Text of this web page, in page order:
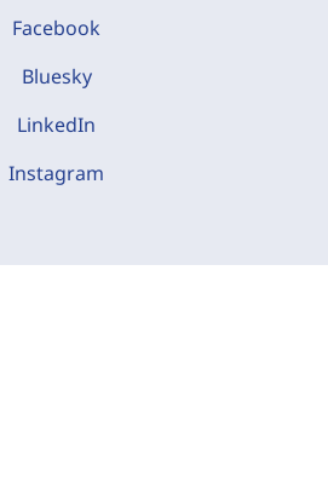
Facebook
Bluesky
LinkedIn
Instagram